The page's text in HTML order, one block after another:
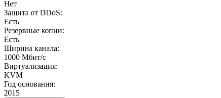
Нет
Защита от DDoS:
Есть
Резервные копии:
Есть
Ширина канала:
1000 Мбит/с
Виртуализация:
KVM
Год основания:
2015